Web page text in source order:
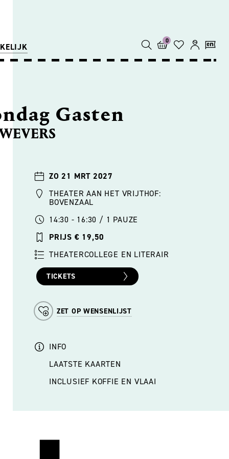
0
Gasten
ZO 21 MRT 2027
THEATER AAN HET VRIJTHOF:
BOVENZAAL
14:30 - 16:30 / 1 PAUZE
PRIJS € 19,50
THEATERCOLLEGE EN LITERAIR
TICKETS
ZET OP WENSENLIJST
INFO
LAATSTE KAARTEN
INCLUSIEF KOFFIE EN VLAAI